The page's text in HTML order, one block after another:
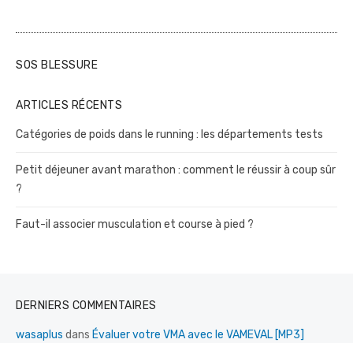
SOS BLESSURE
ARTICLES RÉCENTS
Catégories de poids dans le running : les départements tests
Petit déjeuner avant marathon : comment le réussir à coup sûr
?
Faut-il associer musculation et course à pied ?
DERNIERS COMMENTAIRES
wasaplus dans Évaluer votre VMA avec le VAMEVAL [MP3]